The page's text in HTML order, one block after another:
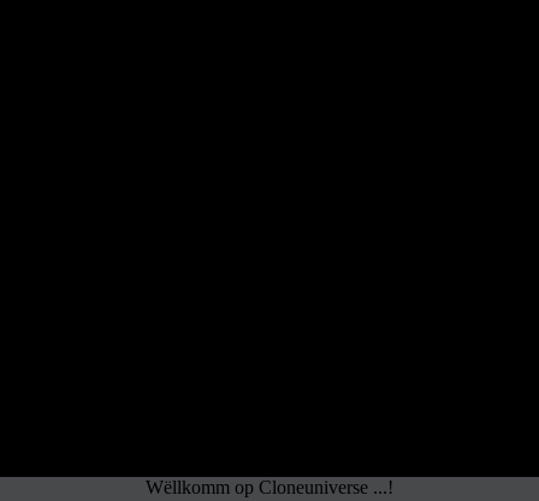
Wëllkomm op Cloneuniverse ...!